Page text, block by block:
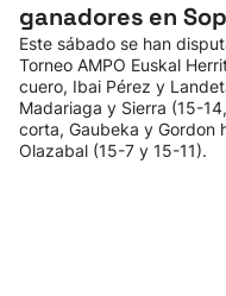
ganadores en
Este sábado se han
Torneo AMPO Euskal
cuero, Ibai Pérez y
Madariaga y Sierra (15-
corta, Gaubeka y Gordon
Olazabal (15-7 y 15-11).